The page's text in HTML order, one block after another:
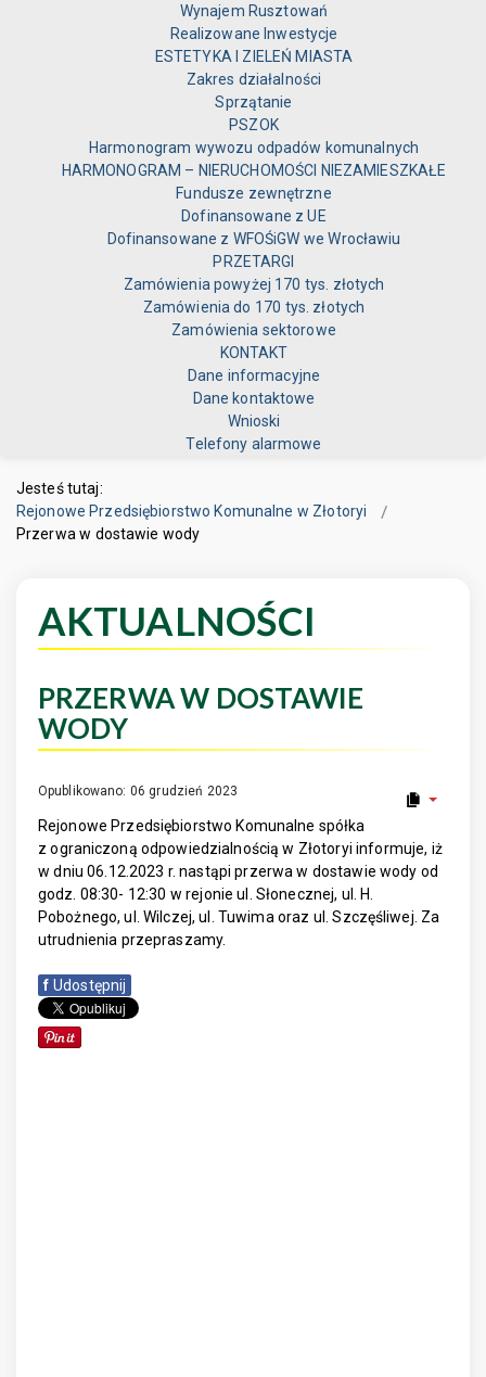
Wynajem Rusztowań
Realizowane Inwestycje
ESTETYKA I ZIELEŃ MIASTA
Zakres działalności
Sprzątanie
PSZOK
Harmonogram wywozu odpadów komunalnych
HARMONOGRAM – NIERUCHOMOŚCI NIEZAMIESZKAŁE
Fundusze zewnętrzne
Dofinansowane z UE
Dofinansowane z WFOŚiGW we Wrocławiu
PRZETARGI
Zamówienia powyżej 170 tys. złotych
Zamówienia do 170 tys. złotych
Zamówienia sektorowe
KONTAKT
Dane informacyjne
Dane kontaktowe
Wnioski
Telefony alarmowe
Jesteś tutaj:
Rejonowe Przedsiębiorstwo Komunalne w Złotoryi
Przerwa w dostawie wody
AKTUALNOŚCI
PRZERWA W DOSTAWIE
WODY
Opublikowano: 06 grudzień 2023
Rejonowe Przedsiębiorstwo Komunalne spółka
z ograniczoną odpowiedzialnością w Złotoryi informuje, iż
w dniu 06.12.2023 r. nastąpi przerwa w dostawie wody od
godz. 08:30- 12:30 w rejonie ul. Słonecznej, ul. H.
Pobożnego, ul. Wilczej, ul. Tuwima oraz ul. Szczęśliwej. Za
utrudnienia przepraszamy.
f Udostępnij